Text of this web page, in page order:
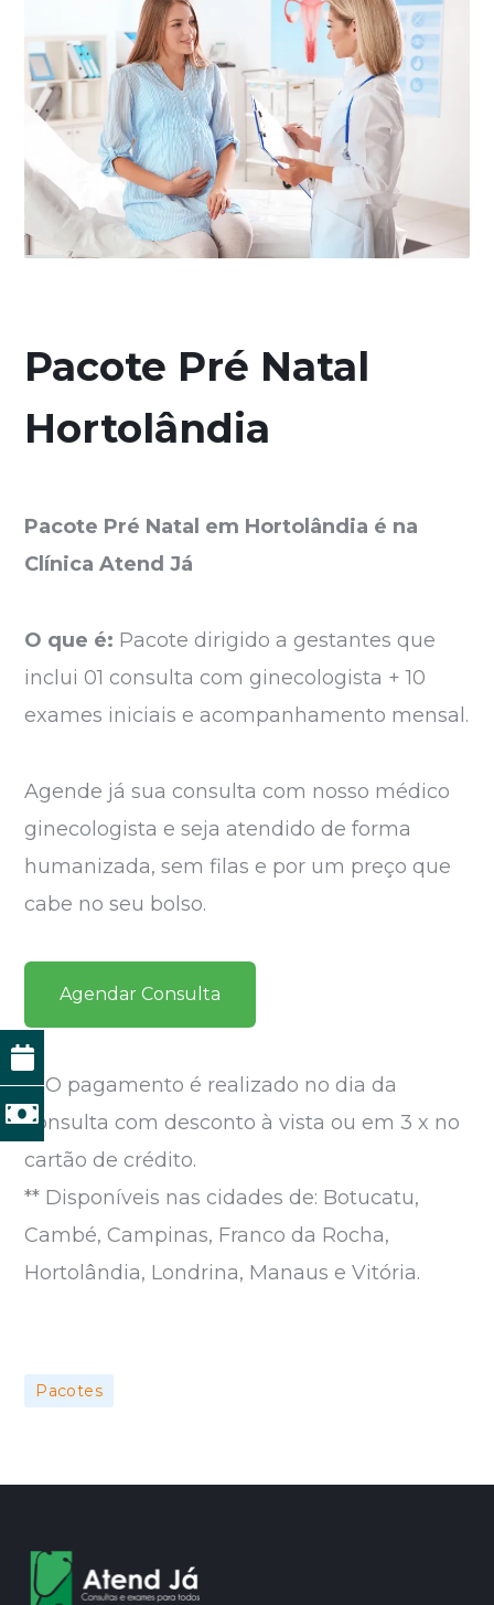
Pacote Pré Natal
Hortolândia
Pacote Pré Natal em Hortolândia é na
Clínica Atend Já
O que é: Pacote dirigido a gestantes que
inclui 01 consulta com ginecologista + 10
exames iniciais e acompanhamento mensal.
Agende já sua consulta com nosso médico
ginecologista e seja atendido de forma
humanizada, sem filas e por um preço que
cabe no seu bolso.
Agendar Consulta
** O pagamento é realizado no dia da
consulta com desconto à vista ou em 3 x no
cartão de crédito.
** Disponíveis nas cidades de: Botucatu,
Cambé, Campinas, Franco da Rocha,
Hortolândia, Londrina, Manaus e Vitória.
Pacotes